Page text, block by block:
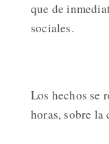
que de
sociales.
Los hechos se
horas, sobre la